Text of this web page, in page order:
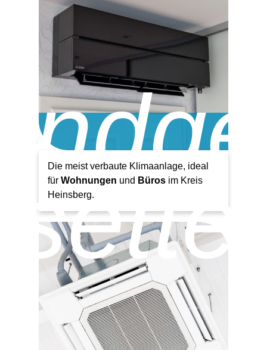
Die meist verbaute Klimaanlage, ideal
für Wohnungen und Bürosim Kreis
Heinsberg.